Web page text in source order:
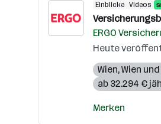
Einblicke Videos
ERGO
Heute
Wien,Wien
ab 32.294 €
Merken